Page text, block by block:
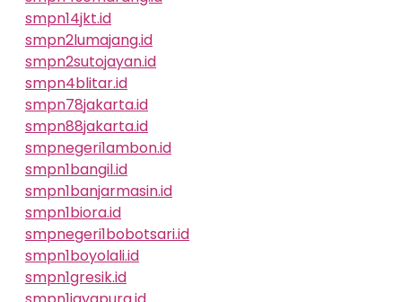
smpn14jkt.id
smpn2lumajang.id
smpn2sutojayan.id
smpn4blitar.id
smpn78jakarta.id
smpn88jakarta.id
smpnegeri1ambon.id
smpn1bangil.id
smpn1banjarmasin.id
smpn1biora.id
smpnegeri1bobotsari.id
smpn1boyolali.id
smpn1gresik.id